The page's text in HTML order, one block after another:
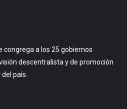
congrega a los 25 gobiernos
descentralista y de promoción
país.